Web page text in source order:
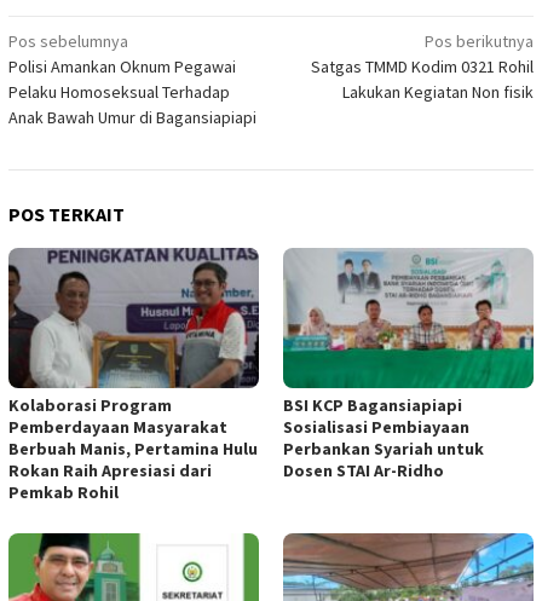
Navigasi
pos
Pos sebelumnya
Polisi Amankan Oknum Pegawai
Pelaku Homoseksual Terhadap
Anak Bawah Umur di Bagansiapiapi
Pos berikutnya
Satgas TMMD Kodim 0321 Rohil
Lakukan Kegiatan Non fisik
POS TERKAIT
Kolaborasi Program
Pemberdayaan Masyarakat
Berbuah Manis, Pertamina Hulu
Rokan Raih Apresiasi dari
Pemkab Rohil
BSI KCP Bagansiapiapi
Sosialisasi Pembiayaan
Perbankan Syariah untuk
Dosen STAI Ar-Ridho